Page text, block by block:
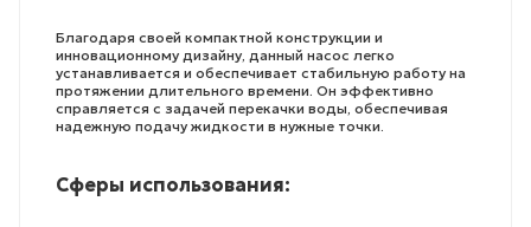
Благодаря своей компактной конструкции и
инновационному дизайну, данный насос легко
устанавливается и обеспечивает стабильную работу на
протяжении длительного времени. Он эффективно
справляется с задачей перекачки воды, обеспечивая
надежную подачу жидкости в нужные точки.
Сферы использования: